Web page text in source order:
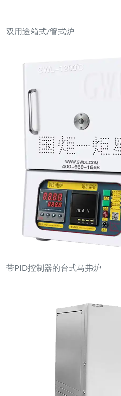
双用途箱式/管式炉
带PID控制器的台式马弗炉